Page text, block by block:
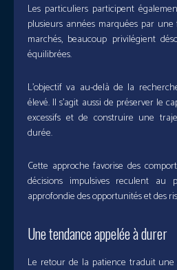
Les particuliers participent
plusieurs années marquées par
marchés, beaucoup privilégient
équilibrées.
L’objectif va au-delà de la
élevé. Il s’agit aussi de préserver le
excessifs et de construire une
durée.
Cette approche favorise des
décisions impulsives reculent au
approfondie des opportunités et des
Une tendance appelée à durer
Le retour de la patience traduit